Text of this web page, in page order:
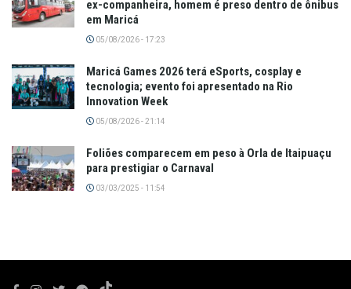
ex-companheira, homem é preso dentro de ônibus
em Maricá
05/08/2026 - 17:23
Maricá Games 2026 terá eSports, cosplay e
tecnologia; evento foi apresentado na Rio
Innovation Week
05/08/2026 - 21:14
Foliões comparecem em peso à Orla de Itaipuaçu
para prestigiar o Carnaval
03/03/2025 - 11:54